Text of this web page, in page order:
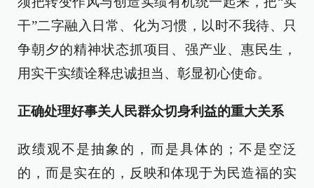
干”二字融入日常、化为习惯，以时不我待、只
争朝夕的精神状态抓项目、强产业、惠民生，
用实干实绩诠释忠诚担当、彰显初心使命。
正确处理好事关人民群众切身利益的重大关系
政绩观不是抽象的，而是具体的；不是空泛
的，而是实在的，反映和体现于为民造福的实